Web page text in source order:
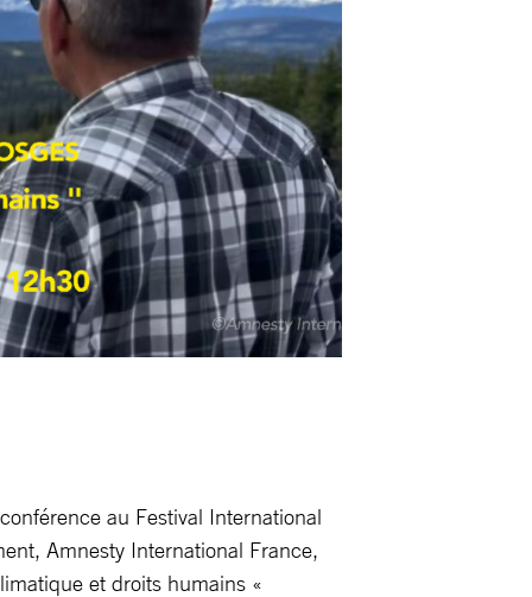
au Festival International
Amnesty International France,
et droits humains «